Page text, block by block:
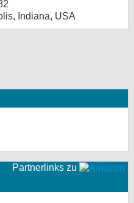
Indiana, USA
Partnerlinks zu